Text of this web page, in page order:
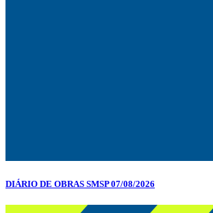
DIÁRIO DE OBRAS SMSP 07/08/2026